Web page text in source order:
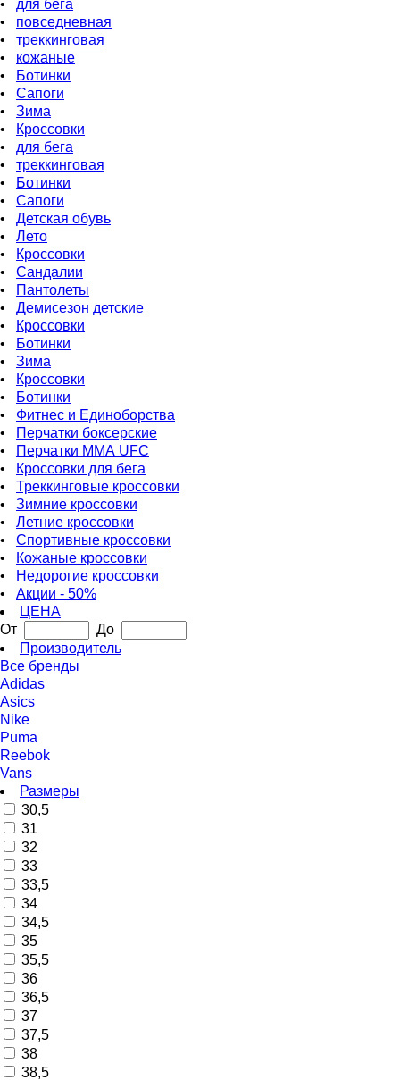
• для бега
• повседневная
• треккинговая
• кожаные
•
Бoтинки
• Сапоги
• Зима
•
Кроссовки
• для бега
• треккинговая
•
Ботинки
• Сапоги
• Детская обувь
• Летo
•
Кроссовки
• Сандалии
•
Пантолеты
• Демисезон детские
•
Кроссовки
•
Ботинки
• Зима
•
Кроссовки
•
Ботинки
• Фитнес и Единоборства
•
Перчатки боксерские
•
Перчатки ММА UFC
•
Кроссовки для бега
• Треккинговые кроссовки
• Зимние кроссовки
• Летние кроссовки
• Спортивные кроссовки
•
Кожаные кроссовки
•
Недорогие кроссовки
• Акции - 50%
ЦЕНА
От
До
Производитель
Все бренды
Adidas
Asics
Nike
Puma
Reebok
Vans
Размеры
30,5
31
32
33
33,5
34
34,5
35
35,5
36
36,5
37
37,5
38
38,5